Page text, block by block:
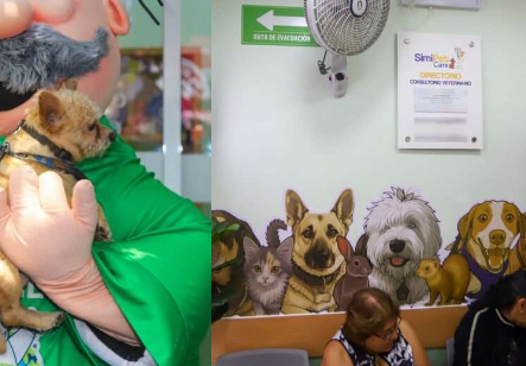
de la ciudad de México (AIFA) con dos nuevas
turismo y la conectividad en Jalisco
reforzando su conectividad internacional en
viajes en un mundo que cambió//PASAJERO A
– Ciudad de México (AIFA)
ENTRE SUSTAINABLE & SOCIAL TOURISM
al formar parte de Súper Empresas 2026
Solución Integral para Agencias y Empresas en LatAm